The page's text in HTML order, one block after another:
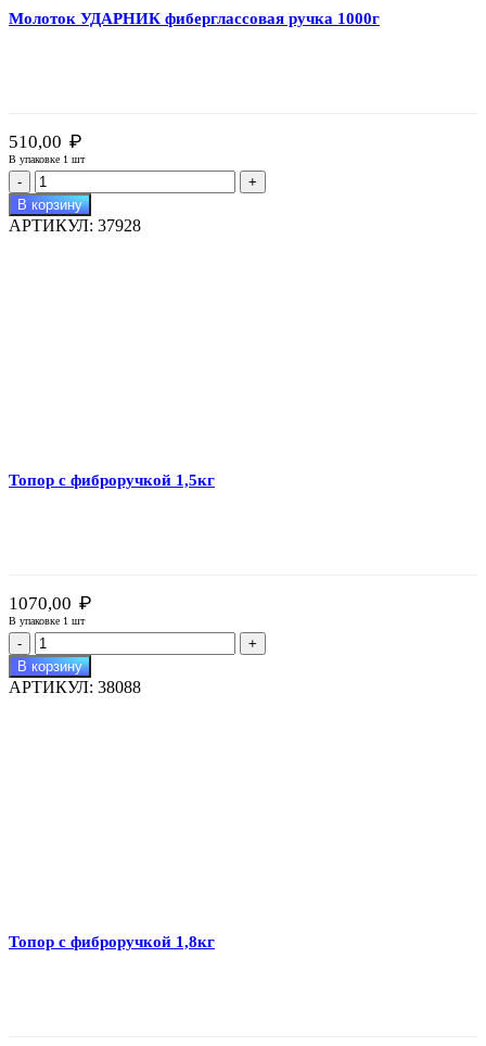
Молоток УДАРНИК фиберглассовая ручка 1000г
510,00 ₽
В упаковке 1 шт
Количество
товара
Молоток
УДАРНИК
В корзину
АРТИКУЛ: 37928
Топор с фиброручкой 1,5кг
1070,00 ₽
В упаковке 1 шт
Количество
товара
Топор
с
В корзину
АРТИКУЛ: 38088
Топор с фиброручкой 1,8кг